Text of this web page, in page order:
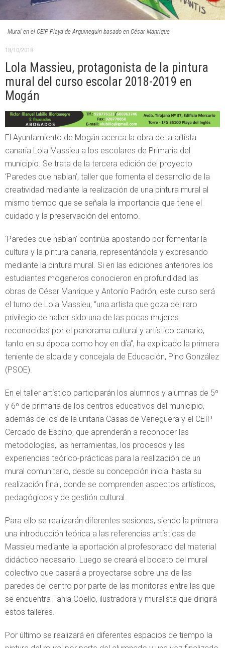
Mural en el CEIP Playa de Arguineguín basado en César Manrique
18/10/2018
Lola Massieu, protagonista de la pintura
mural del curso escolar 2018-2019 en
Mogán
El Ayuntamiento de Mogán acerca la obra de la artista
canaria Lola Massieu a los escolares de Primaria del
municipio. Se trata de la tercera edición del proyecto
‘Paredes que hablan’, taller que fomenta el desarrollo de la
creatividad mediante la realización de una pintura mural al
mismo tiempo que se señala la importancia que tiene el
cuidado y la preservación del entorno.
‘Paredes que hablan’ continúa apostando por fomentar la
cultura y la pintura canaria, representándola y expresando
mediante la pintura mural. Si en las ediciones anteriores los
estudiantes moganeros conocieron en profundidad las
obras de César Manrique y Antonio Padrón, este curso será
el turno de Lola Massieu, “una artista que goza del raro
privilegio de haber sido una de las pocas mujeres
reconocidas por el panorama cultural y artístico canario,
tanto en su época como hoy en día”, ha explicado la primera
teniente de alcalde y concejala de Educación, Pino González
(PSOE).
En el taller artístico participarán los alumnos y alumnas de 5º
y 6º de primaria de los centros educativos del municipio,
además de los de la unitaria Casas de Veneguera y el CEIP
Cercado de Espino, que aprenderán a reconocer las
metodologías, las herramientas, los procesos y las
experiencias teórico-prácticas para la realización de un
mural comunitario, desde su concepción inicial hasta su
realización final, donde se comprenden aspectos artísticos,
pedagógicos y de gestión cultural.
Para ello se realizarán diferentes sesiones, siendo la primera
una introducción teórica a las referencias artísticas de
Massieu mediante la aportación al profesorado del material
didáctico necesario. Luego se creará el boceto del mural
colectivo que pasará a proyectarse sobre una de las
paredes del centro por parte de las monitoras entre las que
se encuentra Tania Coello, ilustradora y muralista que dirigirá
estos talleres.
Por último se realizará en diferentes espacios de tiempo la